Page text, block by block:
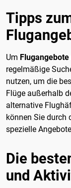
Tipps
Um
regelmäßige
nutzen, um die
Flüge außerhalb
alternative
können Sie durch
spezielle
Die
und